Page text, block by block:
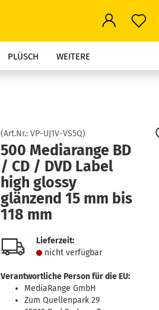
PLÜSCH WEITERE
(Art.Nr.: VP-UJ1V-VS5Q)
500 Mediarange BD
/ CD / DVD Label
high glossy
glänzend 15 mm bis
118 mm
Lieferzeit:
nicht verfügbar
Verantwortliche Person für die EU:
MediaRange GmbH
Zum Quellenpark 29